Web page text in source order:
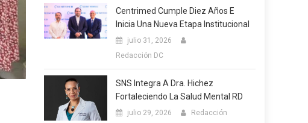
Centrimed Cumple Diez Años E
Inicia Una Nueva Etapa Institucional
julio 31, 2026
Redacción DC
SNS Integra A Dra. Hichez
Fortaleciendo La Salud Mental RD
julio 29, 2026 Redacción